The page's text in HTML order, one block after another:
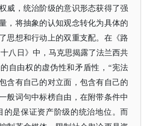
威，统治阶级的意识形态获得了强
，将抽象的认知观念转化为具体的
思想和行动上的双重支配。在《路
八日》中，马克思揭露了法兰西共
自由权的虚伪性和矛盾性，“宪法
含有自己的对立面，包含有自己的
般词句中标榜自由，在附带条件中
的是保证资产阶级的统治地位。而